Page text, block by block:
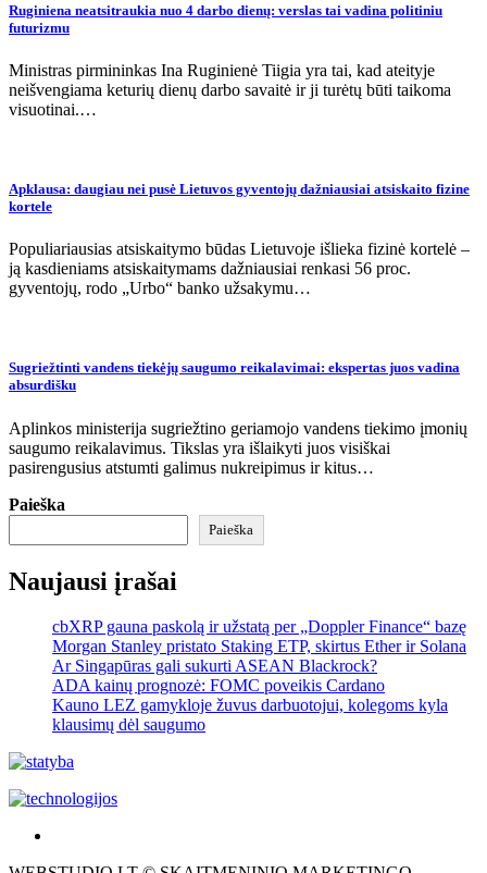
Ruginiena neatsitraukia nuo 4 darbo dienų: verslas tai vadina politiniu
futurizmu
Ministras pirmininkas Ina Ruginienė Tiigia yra tai, kad ateityje
neišvengiama keturių dienų darbo savaitė ir ji turėtų būti taikoma
visuotinai.…
Apklausa: daugiau nei pusė Lietuvos gyventojų dažniausiai atsiskaito fizine
kortele
Populiariausias atsiskaitymo būdas Lietuvoje išlieka fizinė kortelė –
ją kasdieniams atsiskaitymams dažniausiai renkasi 56 proc.
gyventojų, rodo „Urbo“ banko užsakymu…
Sugriežtinti vandens tiekėjų saugumo reikalavimai: ekspertas juos vadina
absurdišku
Aplinkos ministerija sugriežtino geriamojo vandens tiekimo įmonių
saugumo reikalavimus. Tikslas yra išlaikyti juos visiškai
pasirengusius atstumti galimus nukreipimus ir kitus…
Paieška
Paieška
Naujausi įrašai
cbXRP gauna paskolą ir užstatą per „Doppler Finance“ bazę
Morgan Stanley pristato Staking ETP, skirtus Ether ir Solana
Ar Singapūras gali sukurti ASEAN Blackrock?
ADA kainų prognozė: FOMC poveikis Cardano
Kauno LEZ gamykloje žuvus darbuotojui, kolegoms kyla
klausimų dėl saugumo